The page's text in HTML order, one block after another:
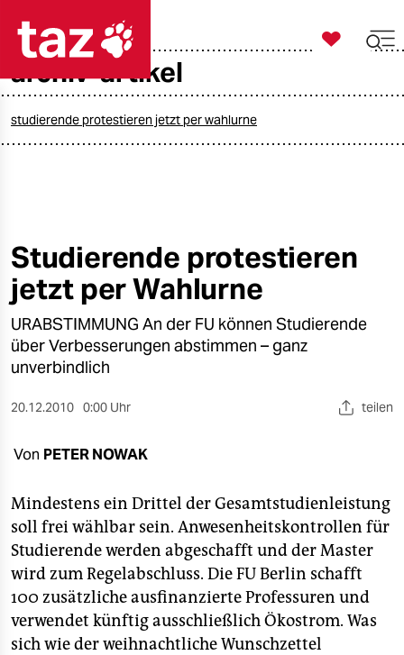
taz zahl ich
öko
gesellschaft
kultur
sport
berlin
nord
verlag
verlag
veranstaltungen
shop

taz zahl ich
archiv-artikel
studierende protestieren jetzt per wahlurne
Studierende protestieren
jetzt per Wahlurne
URABSTIMMUNG An der FU können Studierende
über Verbesserungen abstimmen – ganz
unverbindlich
20.12.2010 0:00 Uhr teilen
Von PETER NOWAK
Mindestens ein Drittel der Gesamtstudienleistung
soll frei wählbar sein. Anwesenheitskontrollen für
Studierende werden abgeschafft und der Master
wird zum Regelabschluss. Die FU Berlin schafft
100 zusätzliche ausfinanzierte Professuren und
verwendet künftig ausschließlich Ökostrom. Was
sich wie der weihnachtliche Wunschzettel